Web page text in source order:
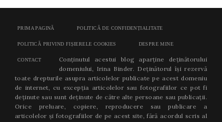
PRIMA PAGINĂ POLITICĂ DE CONFIDENȚIALITATE
POLITICĂ PRIVIND FIȘIERELE COOKIES DESPRE MINE
CONTACT
Conținutul acestui blog aparține deținătorului
domeniului, Irina Binder. Deținătorul își rezervă
toate drepturile asupra articolelor publicate pe acest domeniu
de internet, cu excepția articolelor sau fotografiilor ce pot fi
deținute sau sunt deținute de către alte persoane sau publicații.
Orice preluare, copiere, reproducere sau publicare a
articolelor și fotografiilor de pe acest site, fără acordul scris al